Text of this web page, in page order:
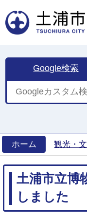
Google検索
ホーム
観光・
土浦市立博
しました